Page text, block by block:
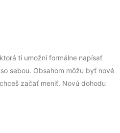
ti umožní formálne napísať
sebou. Obsahom môžu byť nové
začať meniť. Novú dohodu